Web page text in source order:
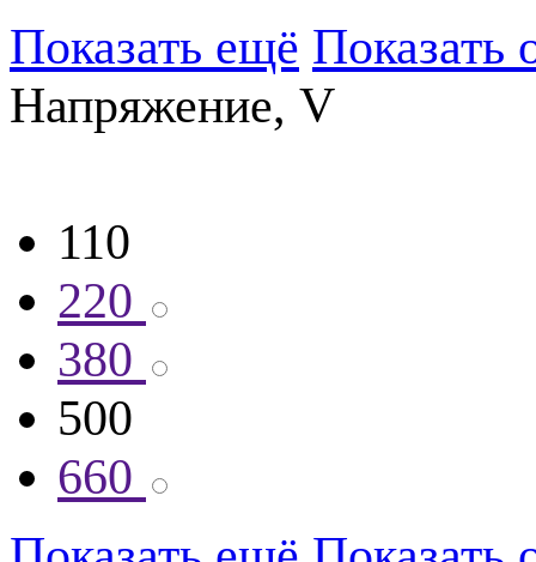
Показать ещё Показать
Напряжение, V
110
220
380
500
660